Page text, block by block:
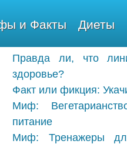
и Факты Диеты
Правда ли, что
здоровье?
Факт или фикция:
Миф:
питание
Миф: Тренажеры